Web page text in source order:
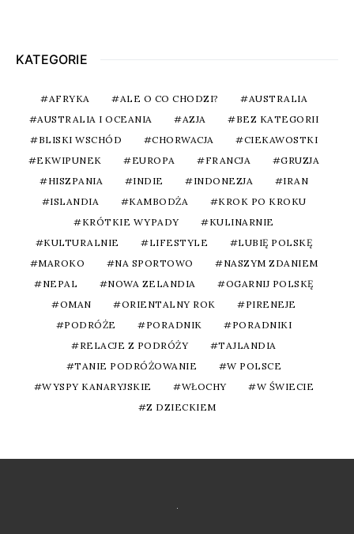
KATEGORIE
AFRYKA ALE O CO CHODZI?
AUSTRALIA
AUSTRALIA I OCEANIA
AZJA
BEZ KATEGORII
BLISKI WSCHÓD
CHORWACJA
CIEKAWOSTKI
EKWIPUNEK
EUROPA FRANCJA
GRUZJA
HISZPANIA
INDIE INDONEZJA
IRAN
ISLANDIA
KAMBODŻA
KROK PO KROKU
KRÓTKIE WYPADY
KULINARNIE
KULTURALNIE
LIFESTYLE
LUBIĘ POLSKĘ
MAROKO
NA SPORTOWO
NASZYM ZDANIEM
NEPAL
NOWA ZELANDIA
OGARNIJ POLSKĘ
OMAN
ORIENTALNY ROK
PIRENEJE
PODRÓŻE
PORADNIK
PORADNIKI
RELACJE Z PODRÓŻY
TAJLANDIA
TANIE PODRÓŻOWANIE
W POLSCE
WYSPY KANARYJSKIE
WŁOCHY
W ŚWIECIE
Z DZIECKIEM